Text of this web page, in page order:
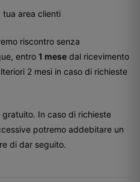
tua area clienti
riscontro senza
entro 1 mese dal ricevimento
2 mesi in caso di richieste
In caso di richieste
potremo addebitare un
di dar seguito.